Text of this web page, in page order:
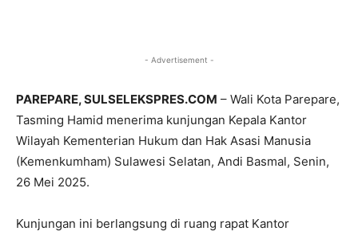
- Advertisement -
PAREPARE, SULSELEKSPRES.COM – Wali Kota Parepare,
Tasming Hamid menerima kunjungan Kepala Kantor
Wilayah Kementerian Hukum dan Hak Asasi Manusia
(Kemenkumham) Sulawesi Selatan, Andi Basmal, Senin,
26 Mei 2025.
Kunjungan ini berlangsung di ruang rapat Kantor